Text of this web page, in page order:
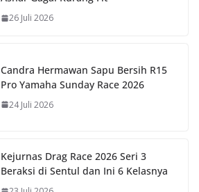
A
p
st Li
n
26 Juli 2026
Candra Hermawan Sapu Bersih R15
Pro Yamaha Sunday Race 2026
24 Juli 2026
Kejurnas Drag Race 2026 Seri 3
Beraksi di Sentul dan Ini 6 Kelasnya